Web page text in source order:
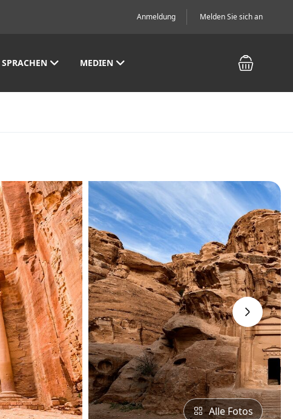
Anmeldung Melden Sie sich an
SPRACHEN MEDIEN
›
Alle Fotos